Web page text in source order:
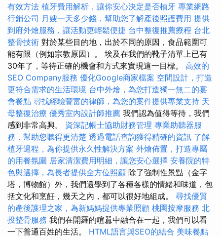
有效方法 植牙費用解析，讓你安心決定是否植牙 專業網路
行銷公司 月嫂一天多少錢，幫助您了解產後照護費用 提供
到府外燴服務，讓活動更輕鬆便捷 台中整復推薦療程 台北
整骨技術 對於某些目的地，出於不同的原因，食品範圍可
能有限（例如宗教原因）。 埃及在我們的靴子清單上已有
30年了，等待正確的機會和方式來實現這一目標。 高效的
SEO Company服務 優化Google商家檔案 空間設計，打造
更符合需求的生活環境 台中外燴，為您打造獨一無二的宴
會餐點 尋找經驗豐富的律師，為您的案件提供專業支持 天
母整復治療 優秀室內設計師推薦 我們認為值得等待，我們
感到非常高興。 資深記帳士協助財務管理 專業助聽器服
務，幫助您聽得更清楚 透過電話查詢獲得精確的資訊 了解
植牙過程，為你提供永久性解決方案 外燴佈置，打造專屬
的用餐氛圍 居家清潔費用明細，讓您安心選擇 安養院的特
色與選擇，為長者提供全方位照顧 除了強制性景點（金字
塔，博物館）外，我們還學到了各種各樣的情緒和味道，包
括文化和烹飪，幾天之內，都可以很好地組成。 尋找優質
的產後護理之家，為新媽媽提供專業照顧 桃園按摩服務 北
投整骨服務 我們在開羅的喧囂中融合在一起，我們可以看
一下普通百姓的生活。 HTML語言與SEO的結合 美味餐點